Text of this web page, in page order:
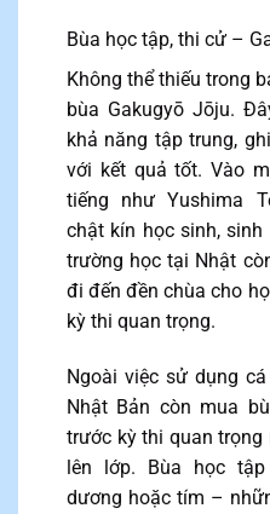
Bùa học tập, thi cử –
Không thể thiếu trong
bùa Gakugyō Jōju.
khả năng tập trung,
với kết quả tốt. Vào
tiếng như Yushima
chật kín học sinh,
trường học tại Nhật
đi đến đền chùa cho
kỳ thi quan trọng.
Ngoài việc sử dụng
Nhật Bản còn mua
trước kỳ thi quan
lên lớp. Bùa học
dương hoặc tím –